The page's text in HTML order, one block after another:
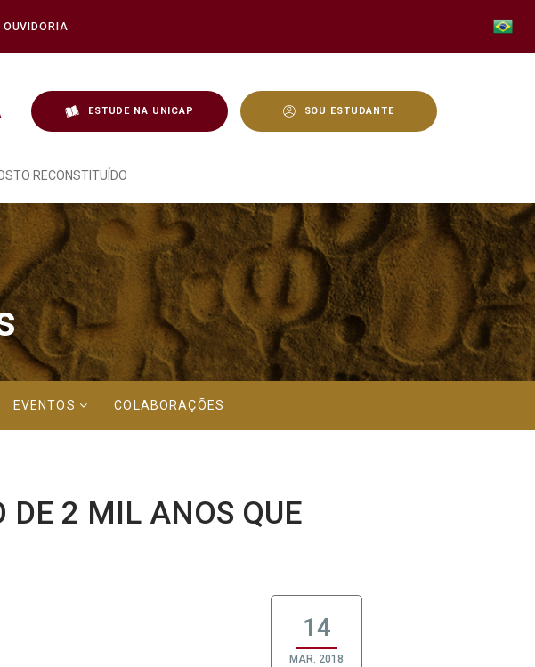
OUVIDORIA
ESTUDE NA UNICAP SOU ESTUDANTE
ANOS QUE TERÁ ROSTO
RECONSTITUÍDO
EVENTOS COLABORAÇÕES
DE 2 MIL ANOS QUE
14
MAR. 2018